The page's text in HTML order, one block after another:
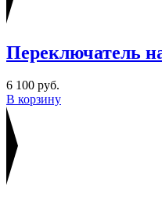
Переключатель
6 100 руб.
В корзину